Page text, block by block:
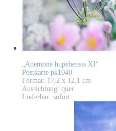
„Anemone hupehensis XI“
Postkarte pk1040
Format: 17,2 x 12,1 cm
Ausrichtung: quer
Lieferbar: sofort